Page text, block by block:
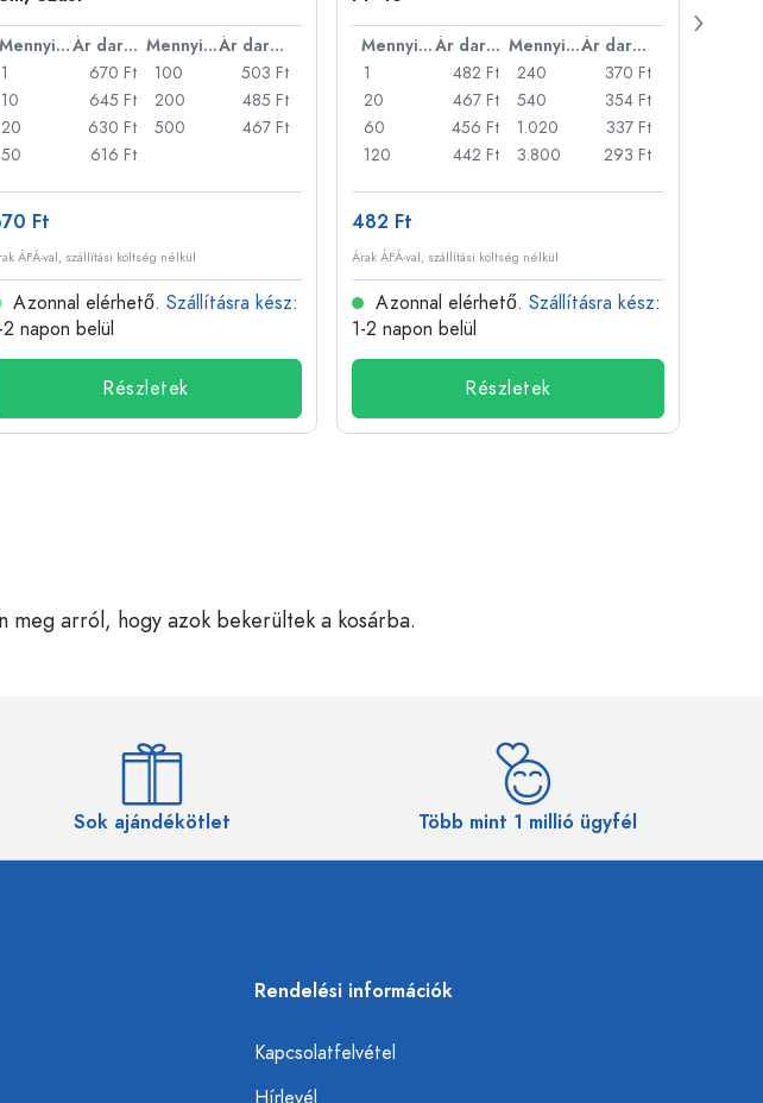
Mennyiség Ár darabonként Mennyiség
Ár darabonként
1
670 Ft
10
645 Ft
20
630 Ft
50
616 Ft
100
503 Ft
200
485 Ft
500
467 Ft
Ft
ÁFÁ-val, szállítási költség nélkül
Azonnal elérhető. Szállításra kész:
2 napon belül
Részletek
Mennyiség Ár darabonként Mennyiség
Ár darabonként
1
482 Ft
20
467 Ft
60
456 Ft
120
442 Ft
240
370 Ft
540
354 Ft
1.020
337 Ft
3.800
293 Ft
482 Ft
Árak ÁFÁ-val, szállítási költség nélkül
Azonnal elérhető. Szállításra kész:
1-2 napon belül
Részletek
meg arról, hogy azok bekerültek a kosárba.
Sok ajándékötlet Több mint 1 millió ügyfél
Rendelési információk
Kapcsolatfelvétel